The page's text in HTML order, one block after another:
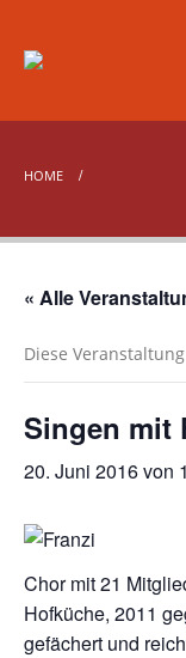
HOME
« Alle
Diese
Singen mit
20. Juni 2016 von
Chor mit 21
Hofküche, 2011
gefächert und